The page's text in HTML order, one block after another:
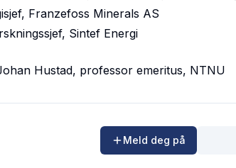
Franzefoss Minerals AS
Sintef Energi
Hustad, professor emeritus, NTNU
Meld deg på